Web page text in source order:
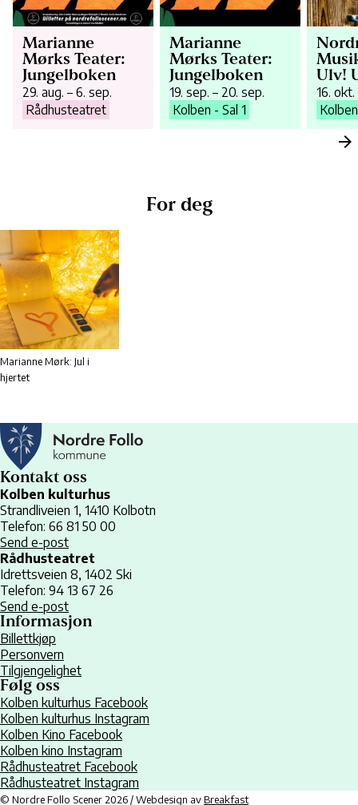
Marianne
Mørks Teater:
Jungelboken
29. aug. – 6. sep.
Rådhusteatret
Marianne
Mørks Teater:
Jungelboken
19. sep. – 20. sep.
Kolben - Sal 1
Ulv!
16. okt.
For deg
Marianne Mørk: Jul i
hjertet
Kontakt oss
Kolben kulturhus
Strandliveien 1, 1410 Kolbotn
Telefon: 66 81 50 00
Send e-post
Rådhusteatret
Idrettsveien 8, 1402 Ski
Telefon: 94 13 67 26
Send e-post
Informasjon
Billettkjøp
Personvern
Tilgjengelighet
Følg oss
Kolben kulturhus Facebook
Kolben kulturhus Instagram
Kolben Kino Facebook
Kolben kino Instagram
Rådhusteatret Facebook
Rådhusteatret Instagram
© Nordre Follo Scener 2026 / Webdesign avBreakfast